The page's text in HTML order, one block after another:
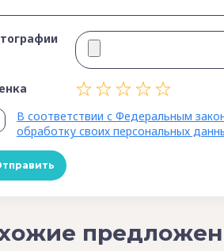
В соответствии с Федеральным
обработку своих персональных